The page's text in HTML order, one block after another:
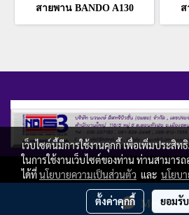
Message
สายพาน BANDO A130 ส
Copy right by
ผู้เข้าชมวันนี้
เว็บไซต์นี้มีการใช้งานคุกกี้ เพื่อเพิ่มประสิ
ในการใช้งานเว็บไซต์ของท่าน ท่านสามาร
ได้ที่นโยบายความเป็นส่วนตัว และ นโยบ
ตั้งค่าคุกกี้ ยอมรั